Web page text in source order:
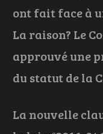
ont fait face à
La raison? Le
approuvé une
du statut de la
La nouvelle